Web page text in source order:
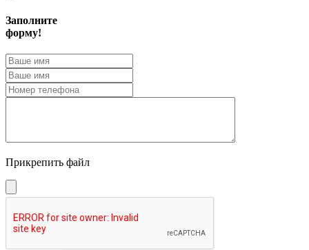
Заполните
форму!
Прикрепить файл